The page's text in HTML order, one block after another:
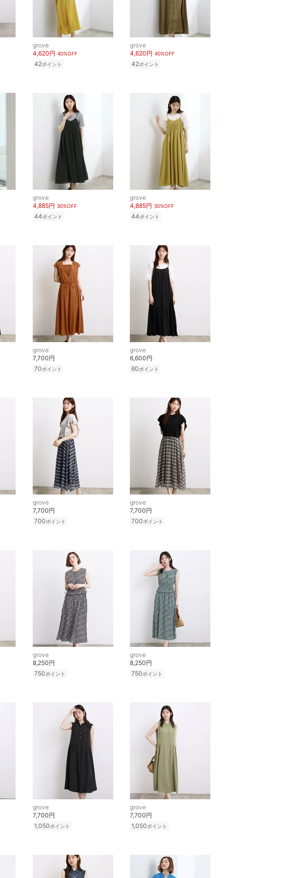
grove
4,620円 40%OFF
42ポイント
grove
4,620円 40%OFF
42ポイント
grove
4,885円 30%OFF
44ポイント
grove
4,885円 30%OFF
44ポイント
grove
7,700円
70ポイント
grove
6,600円
60ポイント
grove
7,700円
700ポイント
grove
7,700円
700ポイント
grove
8,250円
750ポイント
grove
8,250円
750ポイント
grove
7,700円
1,050ポイント
grove
7,700円
1,050ポイント